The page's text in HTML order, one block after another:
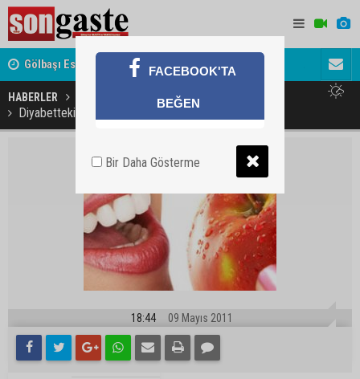
Gölbaşı Esnafının Sesi Ankara Kalkınma Ajansı'nda Avukat
akını
HABERLER
Diyabetteki beslenmeyi diyetle karıştırmayın
18:44 09 Mayıs 2011
FACEBOOK'TA
BEĞEN
Bir Daha Gösterme